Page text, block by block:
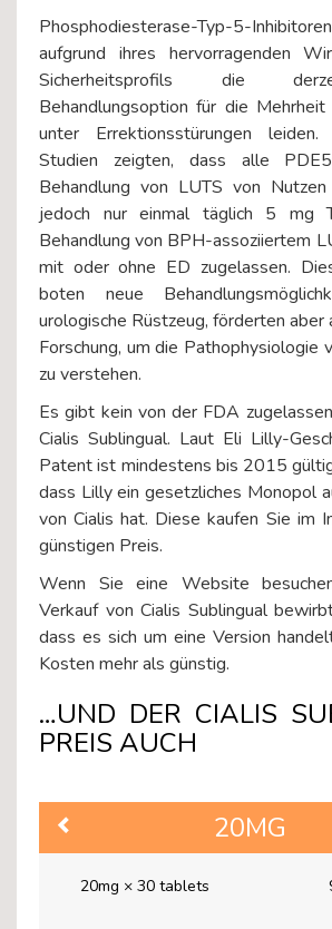
Phosphodiesterase-Typ-5-
aufgrund ihres hervorragenden
Sicherheitsprofils die
Behandlungsoption für die
unter Errektionsstürungen leiden.
Studien zeigten, dass alle
Behandlung von LUTS von
jedoch nur einmal täglich 5 mg
Behandlung von BPH-assoziiertem
mit oder ohne ED zugelassen.
boten neue
urologische Rüstzeug, förderten aber
Forschung, um die Pathophysiologie
zu verstehen.
Es gibt kein von der FDA
Cialis Sublingual. Laut Eli Lilly-
Patent ist mindestens bis 2015
dass Lilly ein gesetzliches Monopol
von Cialis hat. Diese kaufen Sie im
günstigen Preis.
Wenn Sie eine Website
Verkauf von Cialis Sublingual
dass es sich um eine Version
Kosten mehr als günstig.
…UND DER CIALIS
PREIS AUCH
20MG
20mg × 30 tablets